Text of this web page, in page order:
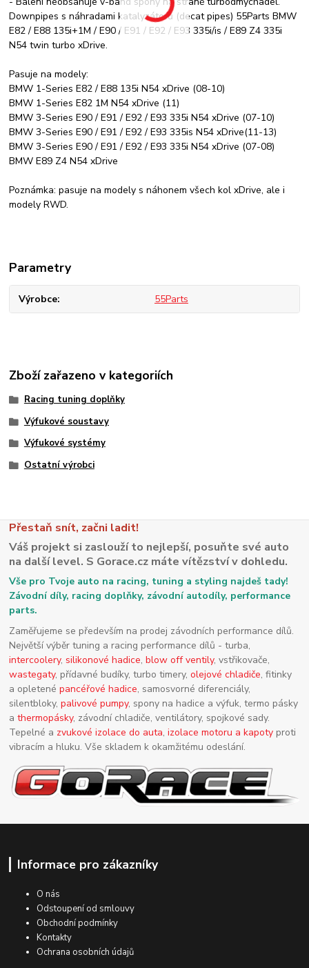
Downpipes s náhradami katalyzátorů (decat pipes) 55Parts BMW
E82 / E88 135i+1M / E90 / E91 / E92 / E93 335i/is / E89 Z4 335i
N54 twin turbo xDrive.
Pasuje na modely:
BMW 1-Series E82 / E88 135i N54 xDrive (08-10)
BMW 1-Series E82 1M N54 xDrive (11)
BMW 3-Series E90 / E91 / E92 / E93 335i N54 xDrive (07-10)
BMW 3-Series E90 / E91 / E92 / E93 335is N54 xDrive(11-13)
BMW 3-Series E90 / E91 / E92 / E93 335i N54 xDrive (07-08)
BMW E89 Z4 N54 xDrive
Poznámka: pasuje na modely s náhonem všech kol xDrive, ale i
modely RWD.
Parametry
Výrobce 55Parts
Zboží zařazeno v kategoriích
Racing tuning doplňky
Výfukové soustavy
Výfukové systémy
Ostatní výrobci
Přestaň snít, začni ladit!
Váš projekt si zaslouží to nejlepší, posuňte své auto
na další level. S Gorace.cz máte vítězství v dohledu.
Vše pro Tvoje auto na racing, tuning a styling najdeš tady!
Závodní díly, racing doplňky, závodní autodíly, performance
parts.
Zaměřujeme se především na prodej závodních performance dílů.
Největší výběr tuning a racing performance dílů - turba,
intercoolery,silikonové hadice,blow off ventily, vstřikovače,
wastegaty, přídavné budíky, turbo timery,olejové chladiče, fitinky
a opletenépancéřové hadice, samosvorné diferenciály,
silentbloky,palivové pumpy, spony na hadice a výfuk, termo pásky
athermopásky, závodní chladiče, ventilátory, spojkové sady.
Tepelné a zvukové izolace do auta,izolace motoru a kapoty proti
vibracím a hluku. Vše skladem k okamžitému odeslání.
Informace pro zákazníky
O nás
Odstoupení od smlouvy
Obchodní podmínky
Kontakty
Ochrana osobních údajů